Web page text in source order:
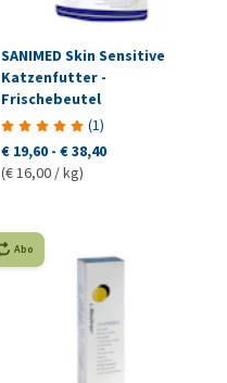
SANIMED Skin Sensitive
Katzenfutter -
Frischebeutel
(1)
€ 19,60 - € 38,40
(€ 16,00 / kg)
Abo